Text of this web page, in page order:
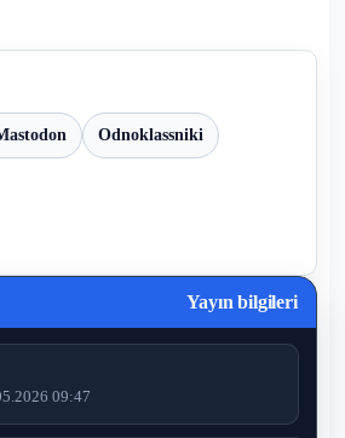
Odnoklassniki
Yayın bilgileri
09:47